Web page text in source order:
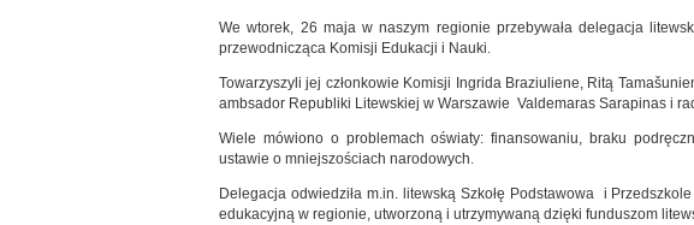
We wtorek, 26 maja w naszym regionie przebywała delegacja
przewodnicząca Komisji Edukacji i Nauki.
Towarzyszyli jej członkowie Komisji Ingrida Braziuliene, Ritą
ambsador Republiki Litewskiej w Warszawie Valdemaras Sarapinas i
Wiele mówiono o problemach oświaty: finansowaniu, braku
ustawie o mniejszościach narodowych.
Delegacja odwiedziła m.in. litewską Szkołę Podstawowa i
edukacyjną w regionie, utworzoną i utrzymywaną dzięki funduszom